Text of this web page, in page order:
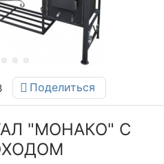
Поделиться
"МОНАКО" С